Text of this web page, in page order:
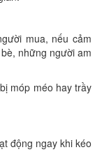
mua, nếu cảm
những người am
móp méo hay trầy
động ngay khi kéo